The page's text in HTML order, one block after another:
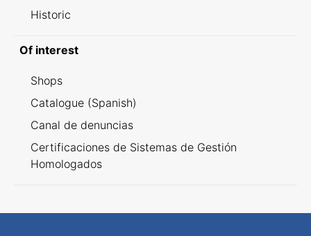
Historic
Of interest
Shops
Catalogue (Spanish)
Canal de denuncias
Certificaciones de Sistemas de Gestión
Homologados